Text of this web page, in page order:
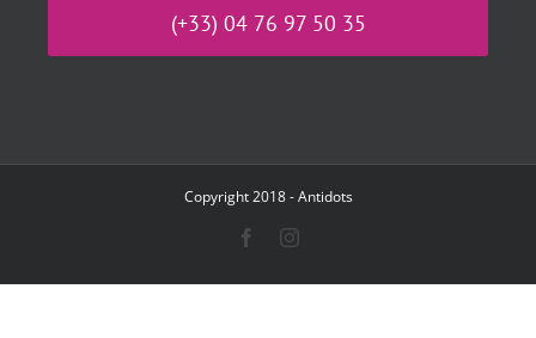
(+33) 04 76 97 50 35
Copyright 2018 -Antidots
FacebookInstagram